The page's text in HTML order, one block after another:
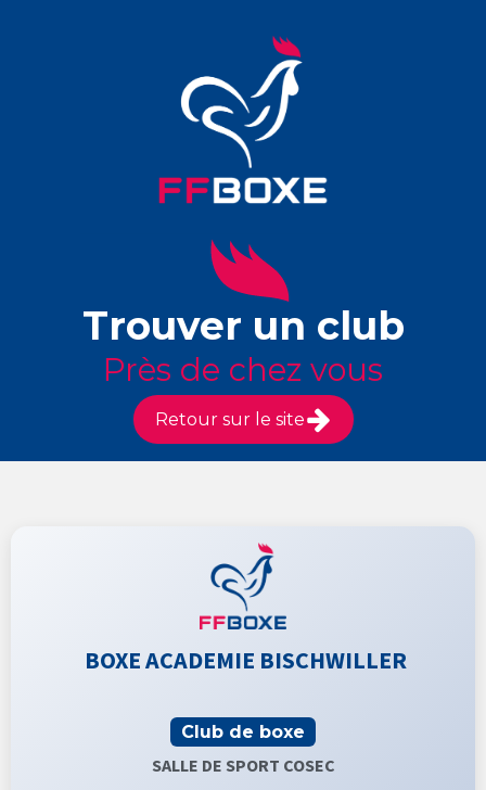
Trouver un club
Près de chez vous
Retour sur le site
BOXE ACADEMIE BISCHWILLER
Club de boxe
SALLE DE SPORT COSEC